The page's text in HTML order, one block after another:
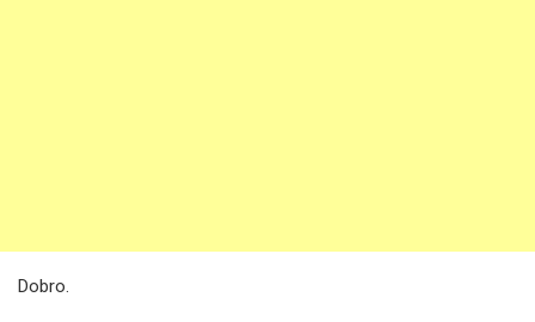
Dobro.